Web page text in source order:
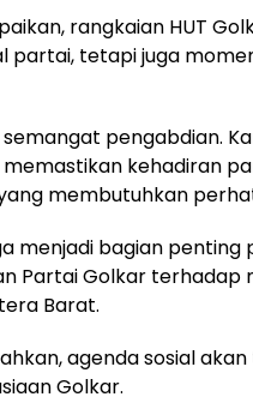
rangkaian HUT
partai, tetapi juga
semangat pengabdian.
memastikan kehadiran
membutuhkan
menjadi bagian
Partai Golkar terhadap
Barat.
agenda sosial
Golkar.